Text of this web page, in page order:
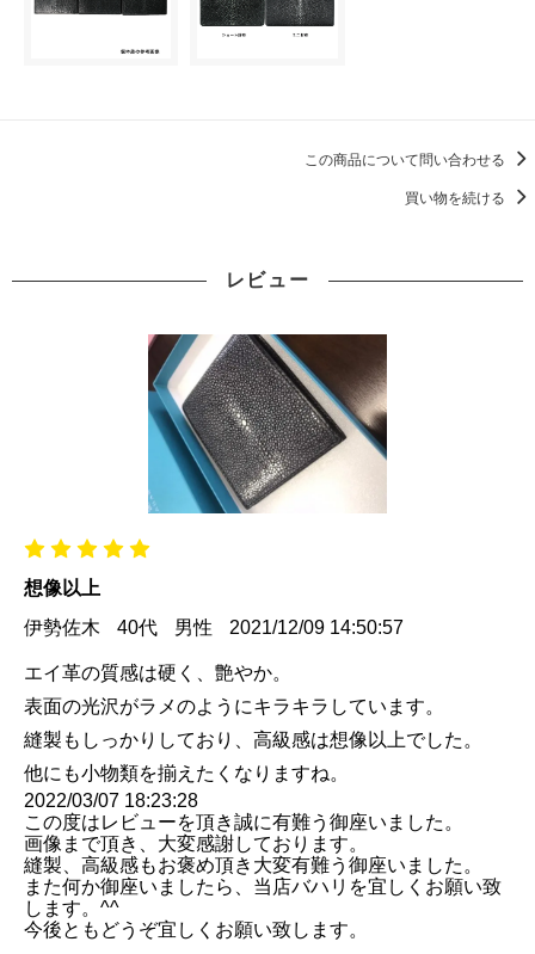
この商品について問い合わせる
買い物を続ける
レビュー
想像以上
伊勢佐木
40代 男性 2021/12/09 14:50:57
エイ革の質感は硬く、艶やか。
表面の光沢がラメのようにキラキラしています。
縫製もしっかりしており、高級感は想像以上でした。
他にも小物類を揃えたくなりますね。
2022/03/07 18:23:28
この度はレビューを頂き誠に有難う御座いました。
画像まで頂き、大変感謝しております。
縫製、高級感もお褒め頂き大変有難う御座いました。
また何か御座いましたら、当店バハリを宜しくお願い致
します。^^
今後ともどうぞ宜しくお願い致します。